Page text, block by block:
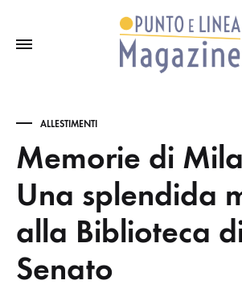
ALLESTIMENTI
Memorie di
Una splendida
alla Biblioteca
Senato